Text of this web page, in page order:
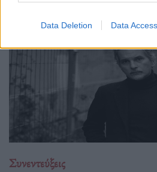
Data Deletion Data Access
Συνεντεύξεις